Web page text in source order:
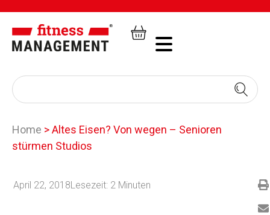
Home >Altes Eisen? Von wegen – Senioren
stürmen Studios
April 22, 2018Lesezeit: 2 Minuten